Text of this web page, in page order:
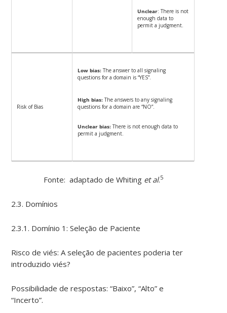
Unclear: There is not
enough data to
permit a judgment.
Risk of Bias
Low bias:The answer to all signaling
questions for a domain is “YES”.
High bias:The answers to any signaling
questions for a domain are “NO”.
Unclear bias:There is not enough data to
permit a judgment.
Fonte: adaptado de Whiting et al.5
2.3. Domínios
2.3.1. Domínio 1: Seleção de Paciente
Risco de viés: A seleção de pacientes poderia ter
introduzido viés?
Possibilidade de respostas: “Baixo”, “Alto” e
“Incerto”.